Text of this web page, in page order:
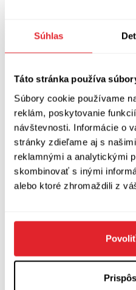
Súhlas
Táto stránka používa
Súbory cookie používame
reklám, poskytovanie
návštevnosti. Informácie o
stránky zdieľame aj s
reklamnými a analytickými
skombinovať s inými
alebo ktoré zhromaždili z
rozmýšľanie nad
zmeniť, zas navodzuje
začarovaného kruhu.
miery nachádzať
Michalovým
prípade kniha
najlepší lekár. Keď
sebou, napriek signálu
má zvoliť najbližšiu
civilizácie a s
Trio Publishing, 2019